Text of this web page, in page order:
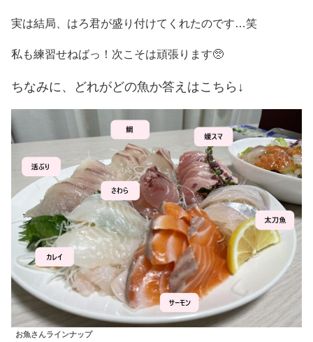
実は結局、はろ君が盛り付けてくれたのです…笑
私も練習せねばっ！次こそは頑張ります🥺
ちなみに、どれがどの魚か答えはこちら↓
お魚さんラインナップ